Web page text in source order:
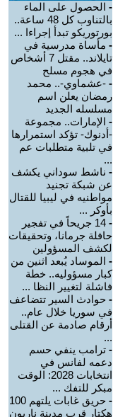
- الحصول على الماء
بالتناوب كل 48 ساعة..
بورتوريكو تبدأ إجراءا ...
- مأساة مدرسية في
تايلاند.. مقتل 7 أشخاص
في هجوم مسلح
- -عشماوي-.. محمد
رمضان يعلن اسم
مسلسله الجديد
- الإمارات.. مجموعة
-أدنوك- تؤكد استمرارها
في تلبية متطلبات عم
...
- ناشط سوداني يكشف
عن شبكة تجنيد
مواطنيه في ليبيا للقتال
بأوكر ...
-
14 جريحاً في تفجير
حافلة جرمانا، وتحقيقات
لكشف المسؤولين
- الموساد يُبعد اثنين من
كبار مسؤوليه.. خطة
فاشلة لتغيير النظا ...
- حوادث السير تتضاعف
في سوريا خلال عام..
أرقام صادمة عن القتلى
...
- ترامب ينفي حسم
دعمه لفانس في
انتخابات 2028: الوقت
مبكر للتفك ...
-
حريق غابات يلتهم 100
هكتار قرب مدينة ناربون